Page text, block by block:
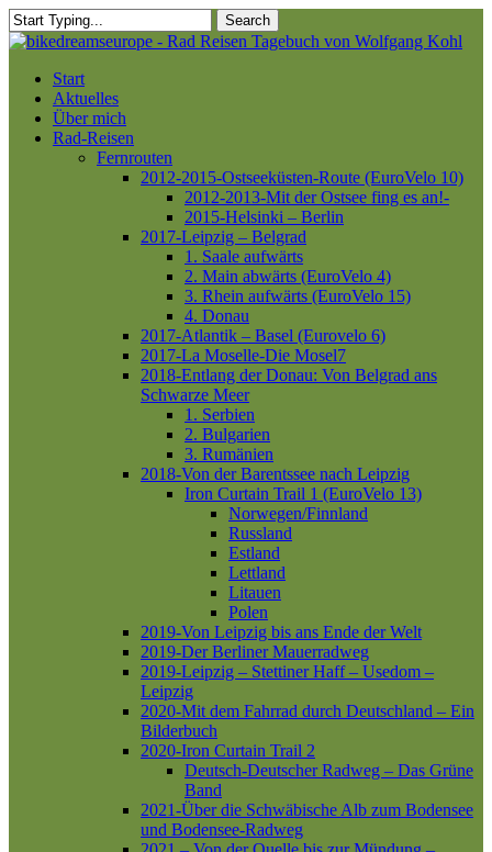
Skip
to
content
Search
Close
Menu
Start
Aktuelles
Über mich
Rad-Reisen
Fernrouten
2012-2015-Ostseeküsten-Route (EuroVelo 10)
2012-2013-Mit der Ostsee fing es an!-
2015-Helsinki – Berlin
2017-Leipzig – Belgrad
1. Saale aufwärts
2. Main abwärts (EuroVelo 4)
3. Rhein aufwärts (EuroVelo 15)
4. Donau
2017-Atlantik – Basel (Eurovelo 6)
2017-La Moselle-Die Mosel7
2018-Entlang der Donau: Von Belgrad ans
Schwarze Meer
1. Serbien
2. Bulgarien
3. Rumänien
2018-Von der Barentssee nach Leipzig
Iron Curtain Trail 1 (EuroVelo 13)
Norwegen/Finnland
Russland
Estland
Lettland
Litauen
Polen
2019-Von Leipzig bis ans Ende der Welt
2019-Der Berliner Mauerradweg
2019-Leipzig – Stettiner Haff – Usedom –
Leipzig
2020-Mit dem Fahrrad durch Deutschland – Ein
Bilderbuch
2020-Iron Curtain Trail 2
Deutsch-Deutscher Radweg – Das Grüne
Band
2021-Über die Schwäbische Alb zum Bodensee
und Bodensee-Radweg